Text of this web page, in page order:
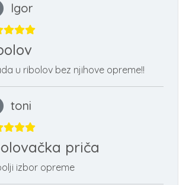
Igor
u ribolov bez njihove opreme!!
toni
priča
izbor opreme